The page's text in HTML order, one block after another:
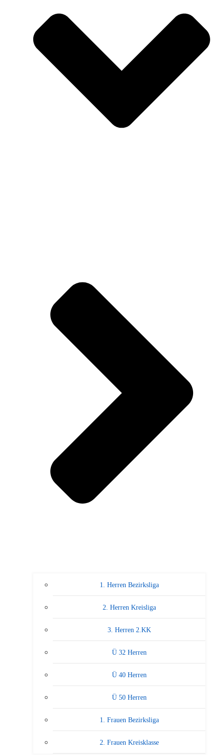
1. Herren Bezirksliga
2. Herren Kreisliga
3. Herren 2.KK
Ü 32 Herren
Ü 40 Herren
Ü 50 Herren
1. Frauen Bezirksliga
2. Frauen Kreisklasse